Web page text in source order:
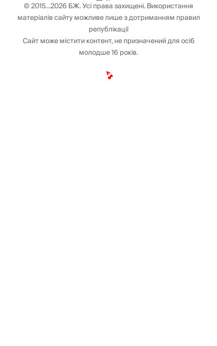
© 2015…2026 БЖ. Усі права захищені. Використання
матеріалів сайту можливе лише з дотриманням правил
републікації
Сайт може містити контент, не призначений для осіб
молодше 16 років.